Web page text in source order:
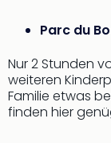
Parc du
Nur 2 Stunden
weiteren
Familie etwas
finden hier